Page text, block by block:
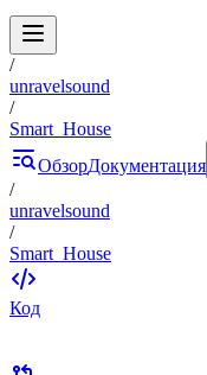
/
unravelsound
/
Smart_House
ОбзорДокументация
/
unravelsound
/
Smart_House
Код